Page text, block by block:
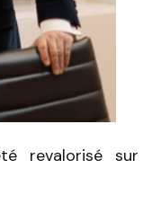
revalorisé sur